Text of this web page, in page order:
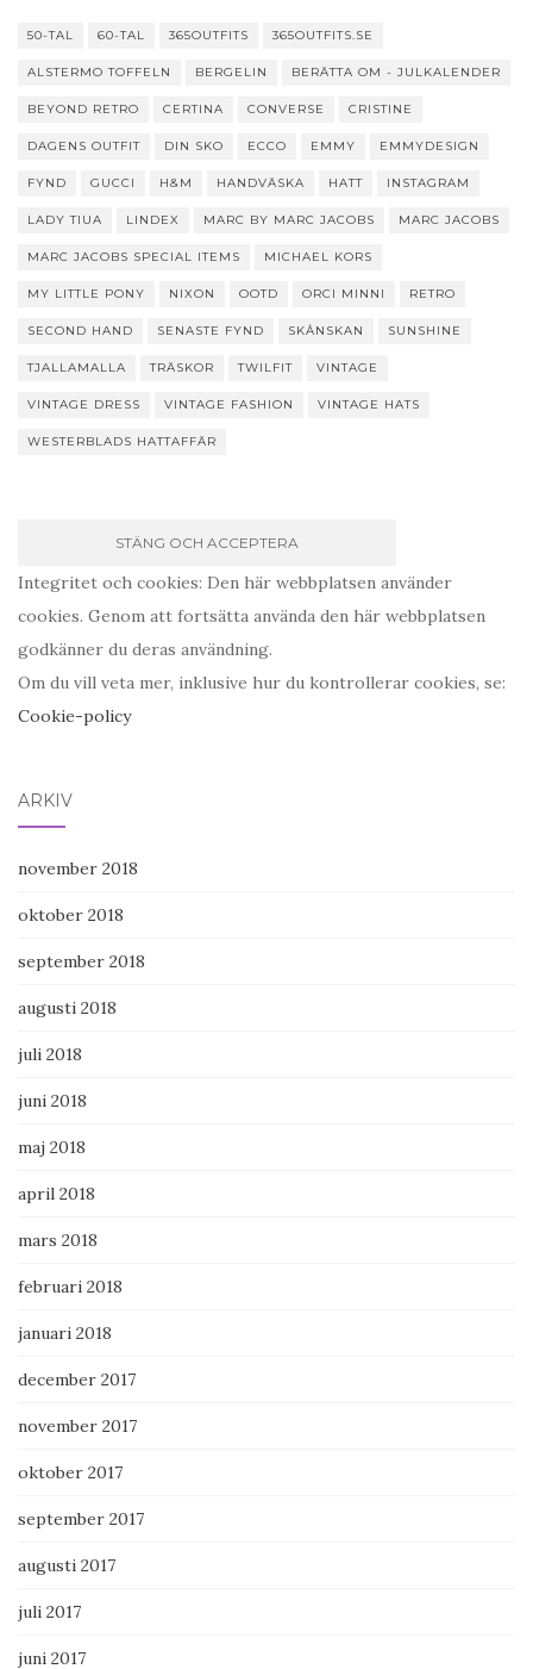
50-TAL 60-TAL 365OUTFITS 365OUTFITS.SE
ALSTERMO TOFFELN BERGELIN BERÄTTA OM - JULKALENDER
BEYOND RETRO CERTINA CONVERSE CRISTINE
DAGENS OUTFIT DIN SKO ECCO EMMY EMMYDESIGN
FYND GUCCI H&M HANDVÄSKA HATT INSTAGRAM
LADY TIUA LINDEX MARC BY MARC JACOBS MARC JACOBS
MARC JACOBS SPECIAL ITEMS MICHAEL KORS
MY LITTLE PONY NIXON OOTD ORCI MINNI RETRO
SECOND HAND SENASTE FYND SKÅNSKAN SUNSHINE
TJALLAMALLA TRÄSKOR TWILFIT VINTAGE
VINTAGE DRESS VINTAGE FASHION VINTAGE HATS
WESTERBLADS HATTAFFÄR
Integritet och cookies: Den här webbplatsen använder
cookies. Genom att fortsätta använda den här webbplatsen
godkänner du deras användning.
Om du vill veta mer, inklusive hur du kontrollerar cookies, se:
Cookie-policy
ARKIV
november 2018
oktober 2018
september 2018
augusti 2018
juli 2018
juni 2018
maj 2018
april 2018
mars 2018
februari 2018
januari 2018
december 2017
november 2017
oktober 2017
september 2017
augusti 2017
juli 2017
juni 2017